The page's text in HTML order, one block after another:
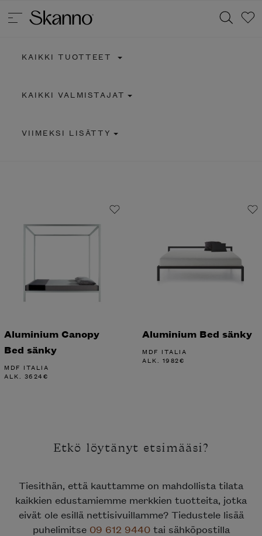
KAIKKI TUOTTEET
KAIKKI VALMISTAJAT
VIIMEKSI LISÄTTY
Aluminium Canopy
Bed sänky
MDF ITALIA
ALK. 3624€
Aluminium Bed sänky
MDF ITALIA
ALK. 1982€
Etkö löytänyt etsimääsi?
Tiesithän, että kauttamme on mahdollista tilata
kaikkien edustamiemme merkkien tuotteita, jotka
eivät ole esillä nettisivuillamme? Tiedustele lisää
puhelimitse 09 612 9440tai sähköpostilla